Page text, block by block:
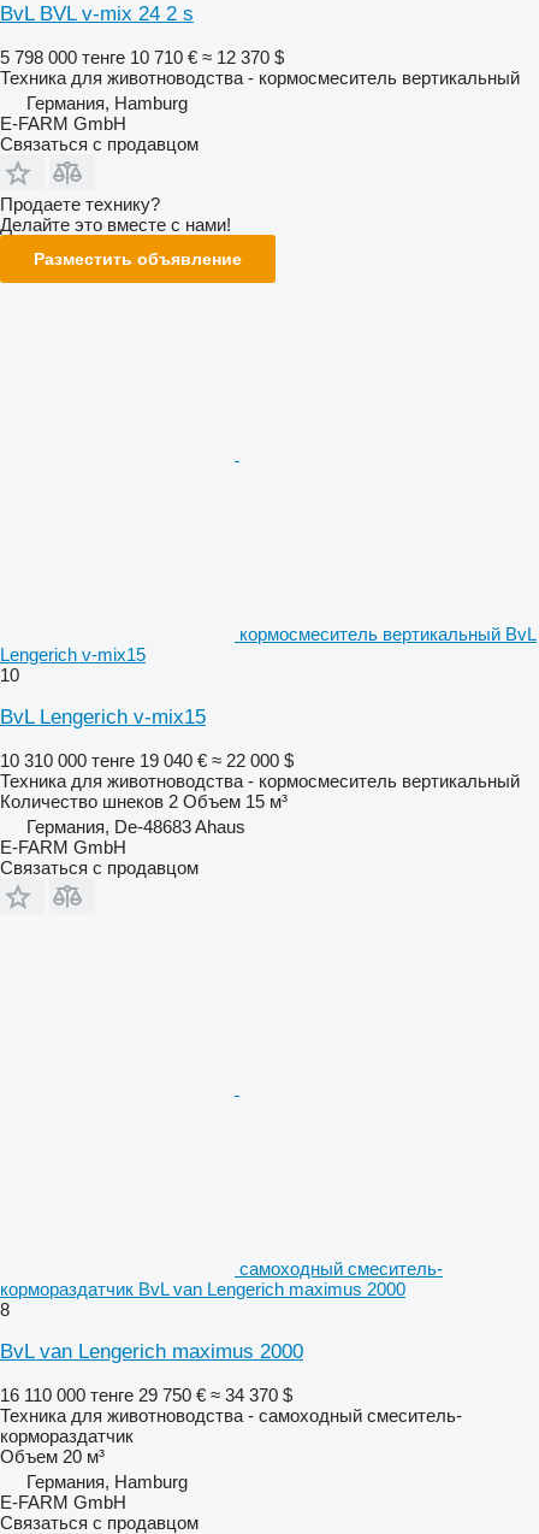
BvL BVL v-mix 24 2 s
5 798 000 тенге 10 710 € ≈ 12 370 $
Техника для животноводства - кормосмеситель вертикальный
Германия, Hamburg
E-FARM GmbH
Связаться с продавцом
Продаете технику?
Делайте это вместе с нами!
Разместить объявление
кормосмеситель вертикальный BvL
Lengerich v-mix15
10
BvL Lengerich v-mix15
10 310 000 тенге 19 040 € ≈ 22 000 $
Техника для животноводства - кормосмеситель вертикальный
Количество шнеков 2 Объем 15 м³
Германия, De-48683 Ahaus
E-FARM GmbH
Связаться с продавцом
самоходный смеситель-
кормораздатчик BvL van Lengerich maximus 2000
8
BvL van Lengerich maximus 2000
16 110 000 тенге 29 750 € ≈ 34 370 $
Техника для животноводства - самоходный смеситель-
кормораздатчик
Объем 20 м³
Германия, Hamburg
E-FARM GmbH
Связаться с продавцом